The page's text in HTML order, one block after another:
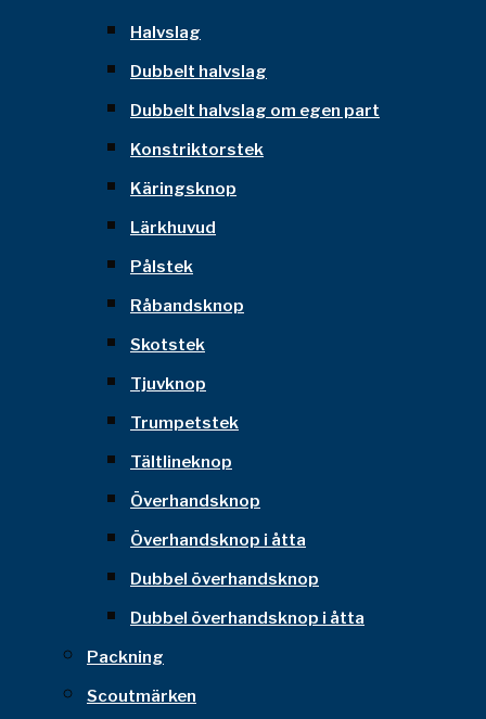
Halvslag
Dubbelt halvslag
Dubbelt halvslag om egen part
Konstriktorstek
Käringsknop
Lärkhuvud
Pålstek
Råbandsknop
Skotstek
Tjuvknop
Trumpetstek
Tältlineknop
Överhandsknop
Överhandsknop i åtta
Dubbel överhandsknop
Dubbel överhandsknop i åtta
Packning
Scoutmärken